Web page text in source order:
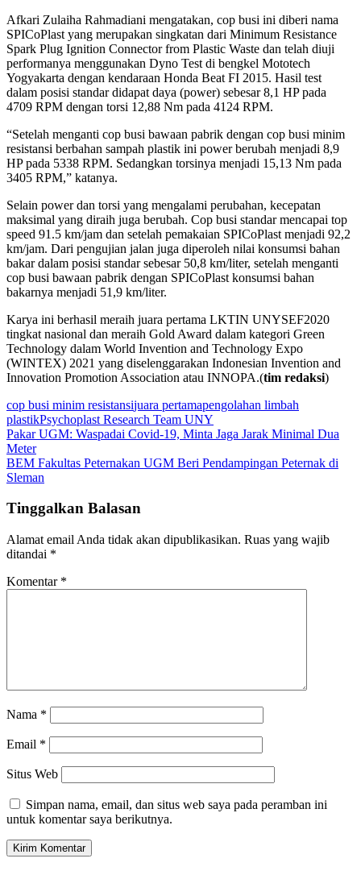
Afkari Zulaiha Rahmadiani mengatakan, cop busi ini diberi nama
SPICoPlast yang merupakan singkatan dari Minimum Resistance
Spark Plug Ignition Connector from Plastic Waste dan telah diuji
performanya menggunakan Dyno Test di bengkel Mototech
Yogyakarta dengan kendaraan Honda Beat FI 2015. Hasil test
dalam posisi standar didapat daya (power) sebesar 8,1 HP pada
4709 RPM dengan torsi 12,88 Nm pada 4124 RPM.
“Setelah menganti cop busi bawaan pabrik dengan cop busi minim
resistansi berbahan sampah plastik ini power berubah menjadi 8,9
HP pada 5338 RPM. Sedangkan torsinya menjadi 15,13 Nm pada
3405 RPM,” katanya.
Selain power dan torsi yang mengalami perubahan, kecepatan
maksimal yang diraih juga berubah. Cop busi standar mencapai top
speed 91.5 km/jam dan setelah pemakaian SPICoPlast menjadi 92,2
km/jam. Dari pengujian jalan juga diperoleh nilai konsumsi bahan
bakar dalam posisi standar sebesar 50,8 km/liter, setelah menganti
cop busi bawaan pabrik dengan SPICoPlast konsumsi bahan
bakarnya menjadi 51,9 km/liter.
Karya ini berhasil meraih juara pertama LKTIN UNYSEF2020
tingkat nasional dan meraih Gold Award dalam kategori Green
Technology dalam World Invention and Technology Expo
(WINTEX) 2021 yang diselenggarakan Indonesian Invention and
Innovation Promotion Association atau INNOPA.(tim redaksi)
cop busi minim resistansijuara pertamapengolahan limbah
plastikPsychoplast Research Team UNY
Navigasi
pos
Pakar UGM: Waspadai Covid-19, Minta Jaga Jarak Minimal Dua
Meter
BEM Fakultas Peternakan UGM Beri Pendampingan Peternak di
Sleman
Tinggalkan Balasan
Alamat email Anda tidak akan dipublikasikan. Ruas yang wajib
ditandai *
Komentar *
Nama *
Email *
Situs Web
Simpan nama, email, dan situs web saya pada peramban ini
untuk komentar saya berikutnya.